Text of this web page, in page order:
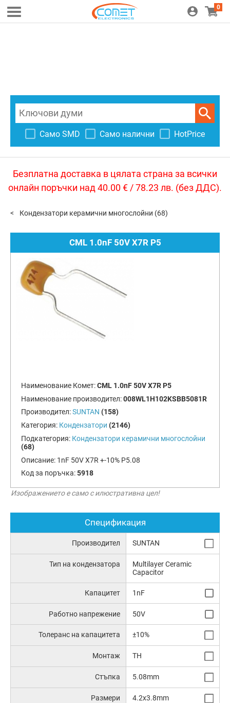
0
Само SMD Само налични HotPrice
Безплатна доставка в цялата страна за всички
онлайн поръчки над 40.00 € / 78.23 лв. (без ДДС).
Кондензатори керамични многослойни (68)
CML 1.0nF 50V X7R P5
Наименование Комет:CML 1.0nF 50V X7R P5
Наименование производител:008WL1H102KSBB5081R
Производител:SUNTAN (158)
Категория: Кондензатори (2146)
Подкатегория: Кондензатори керамични многослойни
(68)
Описание: 1nF 50V X7R +-10% P5.08
Код за поръчка:5918
Изображението е само с илюстративна цел!
Спецификация
Производител SUNTAN
Тип на кондензатора
Multilayer Ceramic
Capacitor
Капацитет 1nF
Работно напрежение 50V
Толеранс на капацитета ±10%
Монтаж TH
Стъпка 5.08mm
Размери 4.2x3.8mm